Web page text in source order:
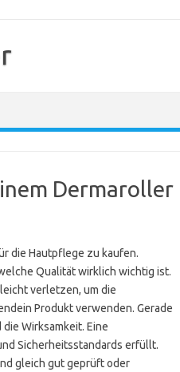
Dermaroller
die Hautpflege zu kaufen.
Qualität wirklich wichtig ist.
verletzen, um die
Produkt verwenden. Gerade
Wirksamkeit. Eine
Sicherheitsstandards erfüllt.
gleich gut geprüft oder